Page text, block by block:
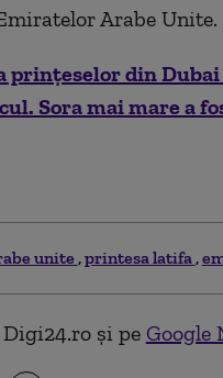
Arabe Unite.
prințeselor din
Sora mai mare a
unite printesa latifa
și pe Google